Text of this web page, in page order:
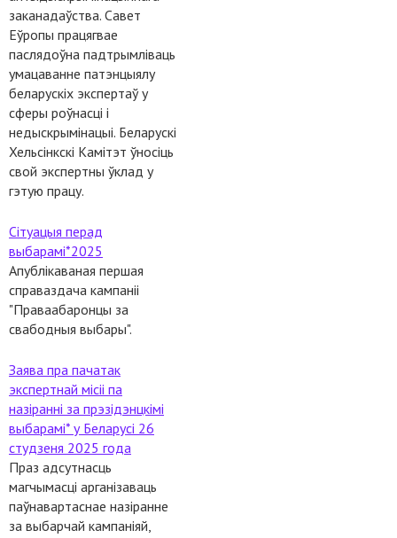
заканадаўства. Савет
Еўропы працягвае
паслядоўна падтрымліваць
умацаванне патэнцыялу
беларускіх экспертаў у
сферы роўнасці і
недыскрымінацыі. Беларускі
Хельсінкскі Камітэт ўносіць
свой экспертны ўклад у
гэтую працу.
Сітуацыя перад
выбарамі*2025
Апублікаваная першая
справаздача кампаніі
"Праваабаронцы за
свабодныя выбары".
Заява пра пачатак
экспертнай місіі па
назіранні за прэзідэнцкімі
выбарамі* у Беларусі 26
студзеня 2025 года
Праз адсутнасць
магчымасці арганізаваць
паўнавартаснае назіранне
за выбарчай кампаніяй,